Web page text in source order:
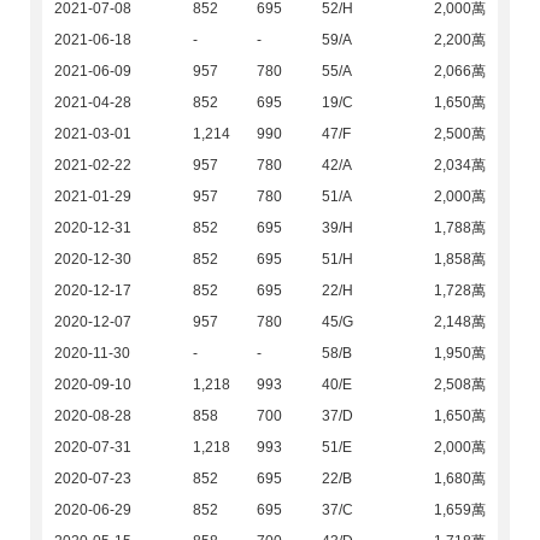
2021-07-08 852 695 52/H
2,000萬
2021-06-18
- - 59/A
2,200萬
2021-06-09
957 780 55/A
2,066萬
2021-04-28
852 695 19/C
1,650萬
2021-03-01
1,214 990 47/F
2,500萬
2021-02-22
957 780 42/A
2,034萬
2021-01-29
957 780 51/A
2,000萬
2020-12-31
852 695 39/H
1,788萬
2020-12-30
852 695 51/H
1,858萬
2020-12-17
852 695 22/H
1,728萬
2020-12-07
957 780 45/G
2,148萬
2020-11-30
- - 58/B
1,950萬
2020-09-10
1,218 993 40/E
2,508萬
2020-08-28
858 700 37/D
1,650萬
2020-07-31
1,218 993 51/E
2,000萬
2020-07-23
852 695 22/B
1,680萬
2020-06-29
852 695 37/C
1,659萬